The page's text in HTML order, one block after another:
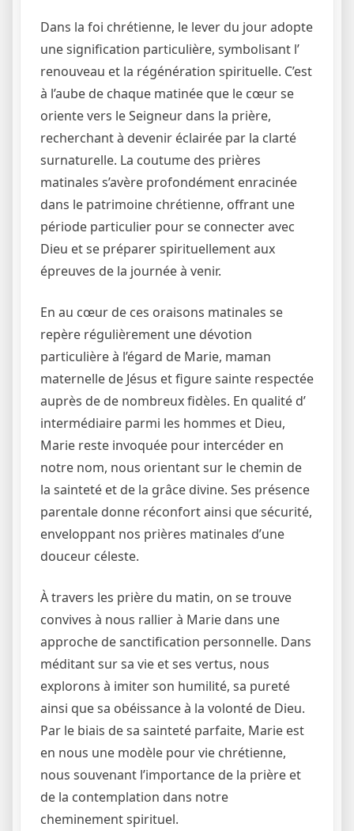
Dans la foi chrétienne, le lever du jour adopte
une signification particulière, symbolisant l’
renouveau et la régénération spirituelle. C’est
à l’aube de chaque matinée que le cœur se
oriente vers le Seigneur dans la prière,
recherchant à devenir éclairée par la clarté
surnaturelle. La coutume des prières
matinales s’avère profondément enracinée
dans le patrimoine chrétienne, offrant une
période particulier pour se connecter avec
Dieu et se préparer spirituellement aux
épreuves de la journée à venir.
En au cœur de ces oraisons matinales se
repère régulièrement une dévotion
particulière à l’égard de Marie, maman
maternelle de Jésus et figure sainte respectée
auprès de de nombreux fidèles. En qualité d’
intermédiaire parmi les hommes et Dieu,
Marie reste invoquée pour intercéder en
notre nom, nous orientant sur le chemin de
la sainteté et de la grâce divine. Ses présence
parentale donne réconfort ainsi que sécurité,
enveloppant nos prières matinales d’une
douceur céleste.
À travers les prière du matin, on se trouve
convives à nous rallier à Marie dans une
approche de sanctification personnelle. Dans
méditant sur sa vie et ses vertus, nous
explorons à imiter son humilité, sa pureté
ainsi que sa obéissance à la volonté de Dieu.
Par le biais de sa sainteté parfaite, Marie est
en nous une modèle pour vie chrétienne,
nous souvenant l’importance de la prière et
de la contemplation dans notre
cheminement spirituel.